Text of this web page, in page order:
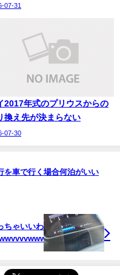
07-31
2017年式のプリウスからの
換え先が決まらない
07-30
を車で行く場合何泊がいい
ちゃいいわ